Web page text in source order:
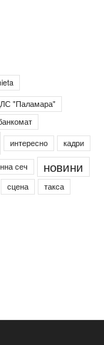
"Паламара"
интересно кадри
сеч новини
сцена такса